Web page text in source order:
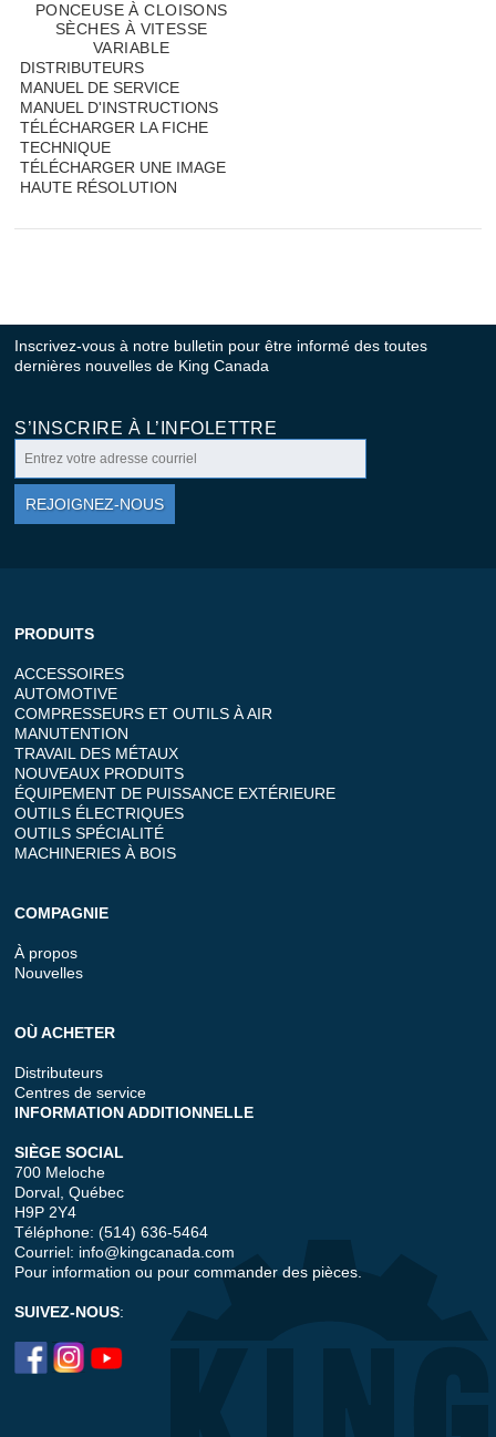
PONCEUSE À CLOISONS
SÈCHES À VITESSE
VARIABLE
DISTRIBUTEURS
MANUEL DE SERVICE
MANUEL D'INSTRUCTIONS
TÉLÉCHARGER LA FICHE
TECHNIQUE
TÉLÉCHARGER UNE IMAGE
HAUTE RÉSOLUTION
Inscrivez-vous à notre bulletin pour être informé des toutes
dernières nouvelles de King Canada
S’INSCRIRE À L’INFOLETTRE
REJOIGNEZ-NOUS
PRODUITS
ACCESSOIRES
AUTOMOTIVE
COMPRESSEURS ET OUTILS À AIR
MANUTENTION
TRAVAIL DES MÉTAUX
NOUVEAUX PRODUITS
ÉQUIPEMENT DE PUISSANCE EXTÉRIEURE
OUTILS ÉLECTRIQUES
OUTILS SPÉCIALITÉ
MACHINERIES À BOIS
COMPAGNIE
À propos
Nouvelles
OÙ ACHETER
Distributeurs
Centres de service
INFORMATION ADDITIONNELLE
SIÈGE SOCIAL
700 Meloche
Dorval, Québec
H9P 2Y4
Téléphone: (514) 636-5464
Courriel: info@kingcanada.com
Pour information ou pour commander des pièces.
SUIVEZ-NOUS: